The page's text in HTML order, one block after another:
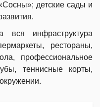
детские сады и
вся инфраструктура
рестораны,
профессиональное
теннисные корты,